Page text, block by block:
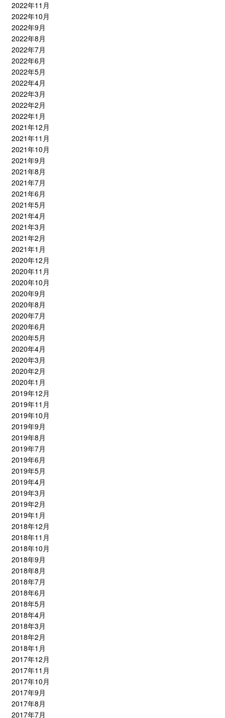
2022年11月
2022年10月
2022年9月
2022年8月
2022年7月
2022年6月
2022年5月
2022年4月
2022年3月
2022年2月
2022年1月
2021年12月
2021年11月
2021年10月
2021年9月
2021年8月
2021年7月
2021年6月
2021年5月
2021年4月
2021年3月
2021年2月
2021年1月
2020年12月
2020年11月
2020年10月
2020年9月
2020年8月
2020年7月
2020年6月
2020年5月
2020年4月
2020年3月
2020年2月
2020年1月
2019年12月
2019年11月
2019年10月
2019年9月
2019年8月
2019年7月
2019年6月
2019年5月
2019年4月
2019年3月
2019年2月
2019年1月
2018年12月
2018年11月
2018年10月
2018年9月
2018年8月
2018年7月
2018年6月
2018年5月
2018年4月
2018年3月
2018年2月
2018年1月
2017年12月
2017年11月
2017年10月
2017年9月
2017年8月
2017年7月